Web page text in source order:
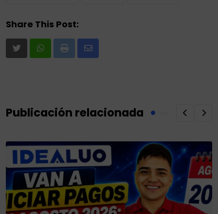
Share This Post:
Print
Share
Publicación relacionada